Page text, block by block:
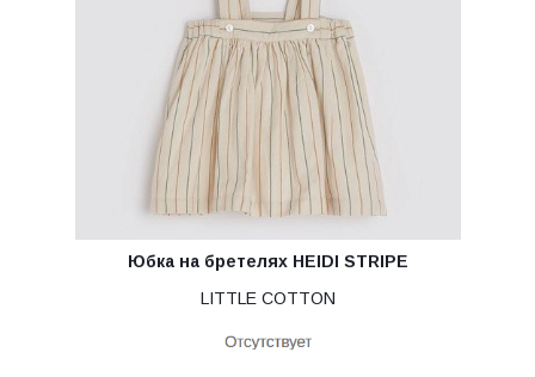
Юбка на бретелях HEIDI STRIPE
LITTLE COTTON